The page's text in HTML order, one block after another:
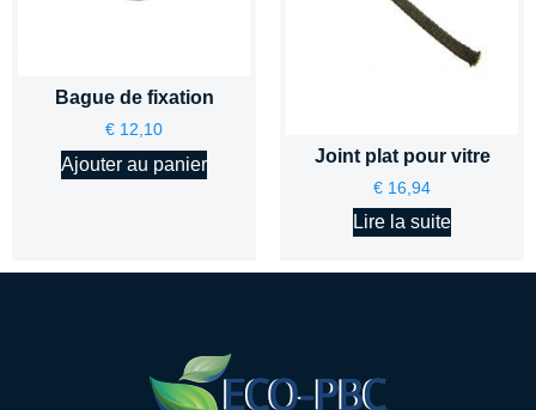
Bague de fixation
€ 12,10
Ajouter au panier Joint plat pour vitre
€ 16,94
Lire la suite